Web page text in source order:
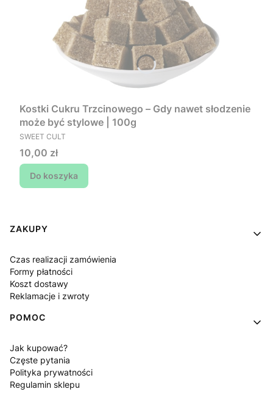
Kostki Cukru Trzcinowego – Gdy nawet słodzenie
może być stylowe | 100g
PRODUCENT
SWEET CULT
Cena
10,00 zł
Do koszyka
Linki w stopce
ZAKUPY
Czas realizacji zamówienia
Formy płatności
Koszt dostawy
Reklamacje i zwroty
POMOC
Jak kupować?
Częste pytania
Polityka prywatności
Regulamin sklepu